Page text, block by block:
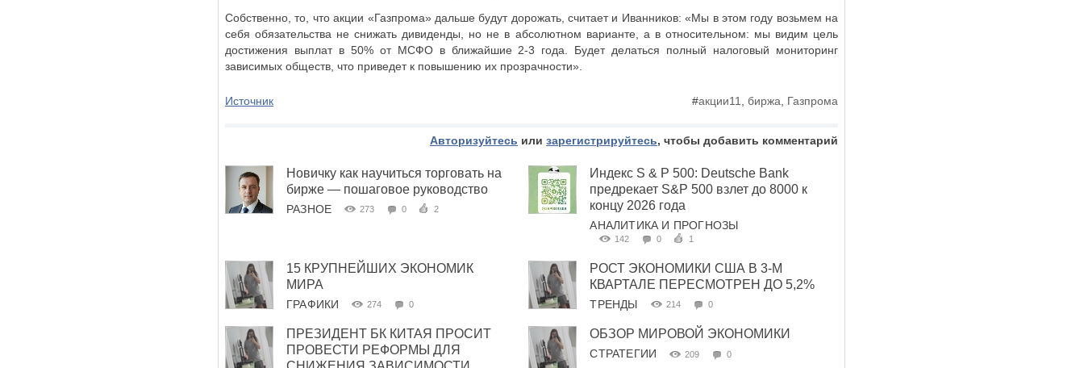
Собственно, то, что акции «Газпрома» дальше будут дорожать, считает и Иванников: «Мы в этом году возьмем на
себя обязательства не снижать дивиденды, но не в абсолютном варианте, а в относительном: мы видим цель
достижения выплат в 50% от МСФО в ближайшие 2-3 года. Будет делаться полный налоговый мониторинг
зависимых обществ, что приведет к повышению их прозрачности».
#акции11 биржа Газпрома
Источник
Авторизуйтесь или зарегистрируйтесь, чтобы добавить комментарий
Новичку как научиться торговать на
бирже — пошаговое руководство
РАЗНОЕ 273 0 2
Индекс S & P 500: Deutsche Bank
предрекает S&P 500 взлет до 8000 к
концу 2026 года
АНАЛИТИКА И ПРОГНОЗЫ
142 0 1
15 КРУПНЕЙШИХ ЭКОНОМИК
МИРА
ГРАФИКИ 274 0
РОСТ ЭКОНОМИКИ США В 3-М
КВАРТАЛЕ ПЕРЕСМОТРЕН ДО 5,2%
ТРЕНДЫ 214 0
ПРЕЗИДЕНТ БК КИТАЯ ПРОСИТ
ПРОВЕСТИ РЕФОРМЫ ДЛЯ
ОБЗОР МИРОВОЙ ЭКОНОМИКИ
СТРАТЕГИИ 209 0